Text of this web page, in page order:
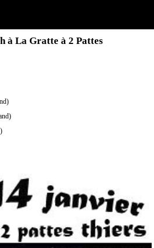
à La Gratte à 2 Pattes